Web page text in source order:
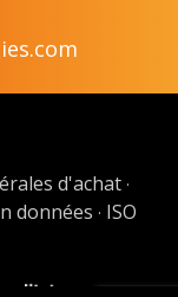
d'achat·
données · ISO